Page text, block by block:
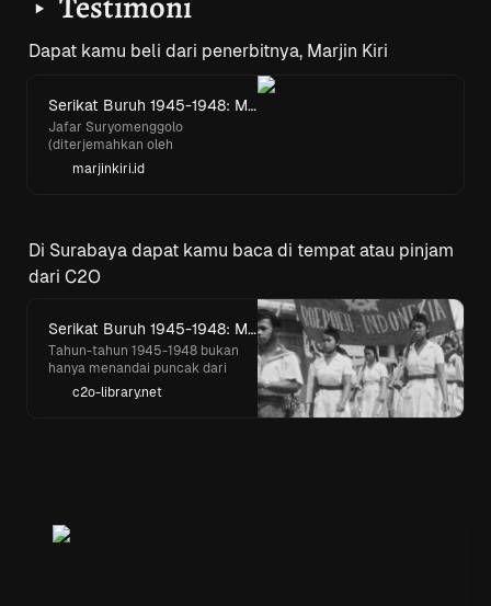
Dapat kamu beli dari penerbitnya, Marjin Kiri
Serikat Buruh 1945-1948: Menduduki Stasiun, Menguasai Perkebunan, Menjalankan Pabrik
Jafar Suryomenggolo
(diterjemahkan oleh
Keenan Nasution)
marjinkiri.id
Di Surabaya dapat kamu baca di tempat atau pinjam
dari C2O
Serikat Buruh 1945-1948: Menduduki Stasiun, Menguasai Perkebunan, Menjalankan Pabrik | C2O library
Tahun-tahun 1945-1948 bukan
hanya menandai puncak dari
masa revolusi Indonesia, tetapi
juga menjadi masa awal
c2o-library.net